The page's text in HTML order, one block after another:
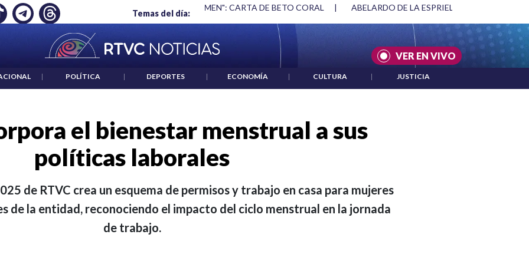
Temas del día:
UN CRIMEN": CARTA DE BETO CORAL ABELARDO DE LA ESPRIELLA Y DMG ACUERDOS ENTRE ESTADOS UNIDOS E IRÁN
VER EN VIVO
| POLÍTICA | DEPORTES | ECONOMÍA | CULTURA | JUSTICIA
el bienestar menstrual a sus
políticas laborales
de RTVC crea un esquema de permisos y trabajo en casa para mujeres
de la entidad, reconociendo el impacto del ciclo menstrual en la jornada
de trabajo.